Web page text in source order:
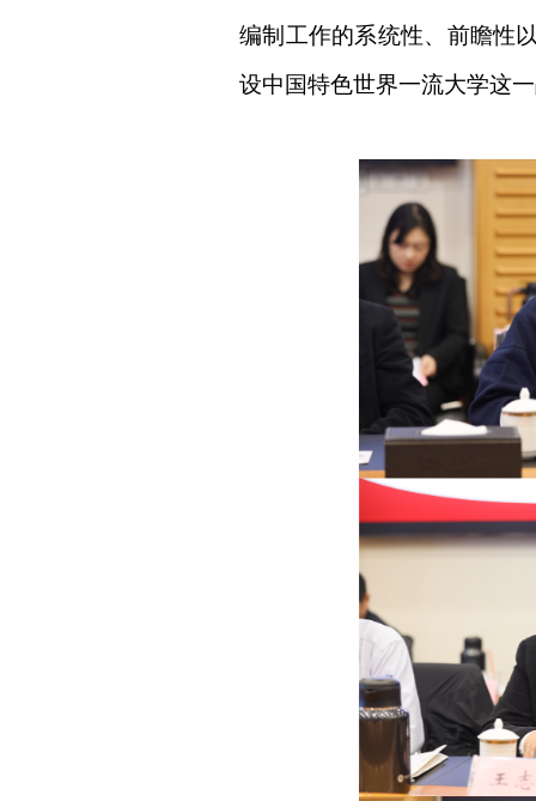
编制工作的系统性、前瞻性
设中国特色世界一流大学这